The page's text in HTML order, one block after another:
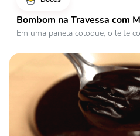
Bombom na Travessa com
Em uma panela coloque, o leite